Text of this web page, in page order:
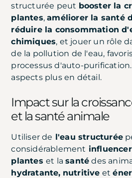
structurée peut booster la
plantes,améliorer la santé
réduire la consommation
chimiques, et jouer un rôle
de la pollution de l'eau,
processus d'auto-
aspects plus en détail.
Impact sur la
et la santé animale
Utiliser de l'eau structurée
considérablement
plantes et lasanté des
hydratante, nutritive et